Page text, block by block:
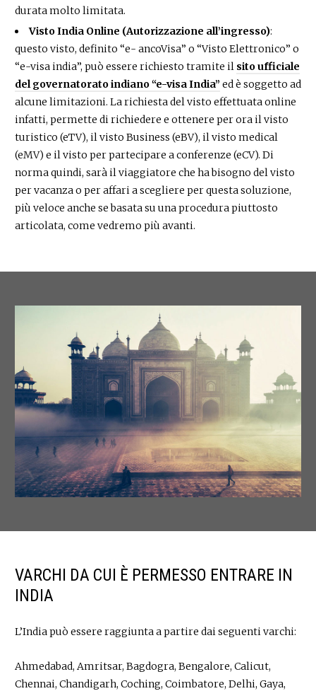
durata molto limitata.
Visto India Online (Autorizzazione all’ingresso):
questo visto, definito “e- ancoVisa” o “Visto Elettronico” o
“e-visa india”, può essere richiesto tramite il sito ufficiale
del governatorato indiano “e-visa India” ed è soggetto ad
alcune limitazioni. La richiesta del visto effettuata online
infatti, permette di richiedere e ottenere per ora il visto
turistico (eTV), il visto Business (eBV), il visto medical
(eMV) e il visto per partecipare a conferenze (eCV). Di
norma quindi, sarà il viaggiatore che ha bisogno del visto
per vacanza o per affari a scegliere per questa soluzione,
più veloce anche se basata su una procedura piuttosto
articolata, come vedremo più avanti.
VARCHI DA CUI È PERMESSO ENTRARE IN
INDIA
L’India può essere raggiunta a partire dai seguenti varchi:
Ahmedabad, Amritsar, Bagdogra, Bengalore, Calicut,
Chennai, Chandigarh, Coching, Coimbatore, Delhi, Gaya,